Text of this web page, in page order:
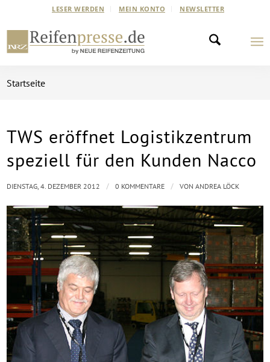
LESER WERDEN MEIN KONTO NEWSLETTER
Startseite
TWS eröffnet Logistikzentrum
speziell für den Kunden Nacco
DIENSTAG, 4. DEZEMBER 2012 / 0 KOMMENTARE / VONANDREA LÖCK